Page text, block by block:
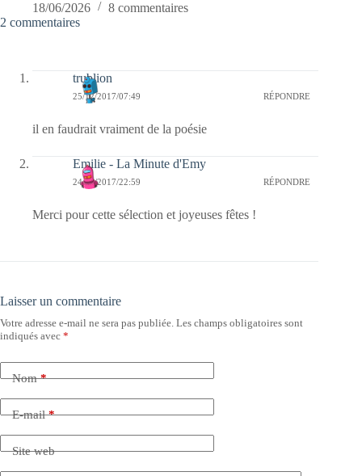
18/06/2026
8 commentaires
2 commentaires
trublion
25/12/2017/07:49 RÉPONDRE
il en faudrait vraiment de la poésie
Emilie - La Minute d'Emy
24/12/2017/22:59 RÉPONDRE
Merci pour cette sélection et joyeuses fêtes !
Laisser un commentaire
Votre adresse e-mail ne sera pas publiée. Les champs obligatoires sont
indiqués avec *
Nom*
E-mail*
Site web